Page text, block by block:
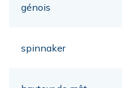
génois
spinnaker